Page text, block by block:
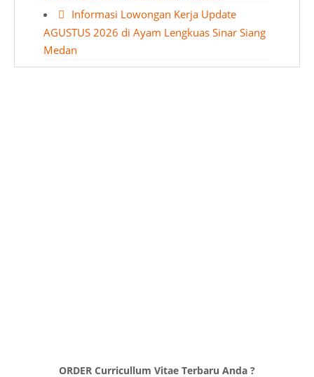
Informasi Lowongan Kerja Update
AGUSTUS 2026 di Ayam Lengkuas Sinar Siang
Medan
ORDER Curricullum Vitae Terbaru Anda ?